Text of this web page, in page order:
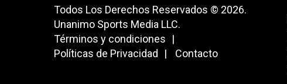
Todos Los Derechos Reservados © 2026.
Unanimo Sports Media LLC.
Términos y condiciones
Políticas de Privacidad
Contacto